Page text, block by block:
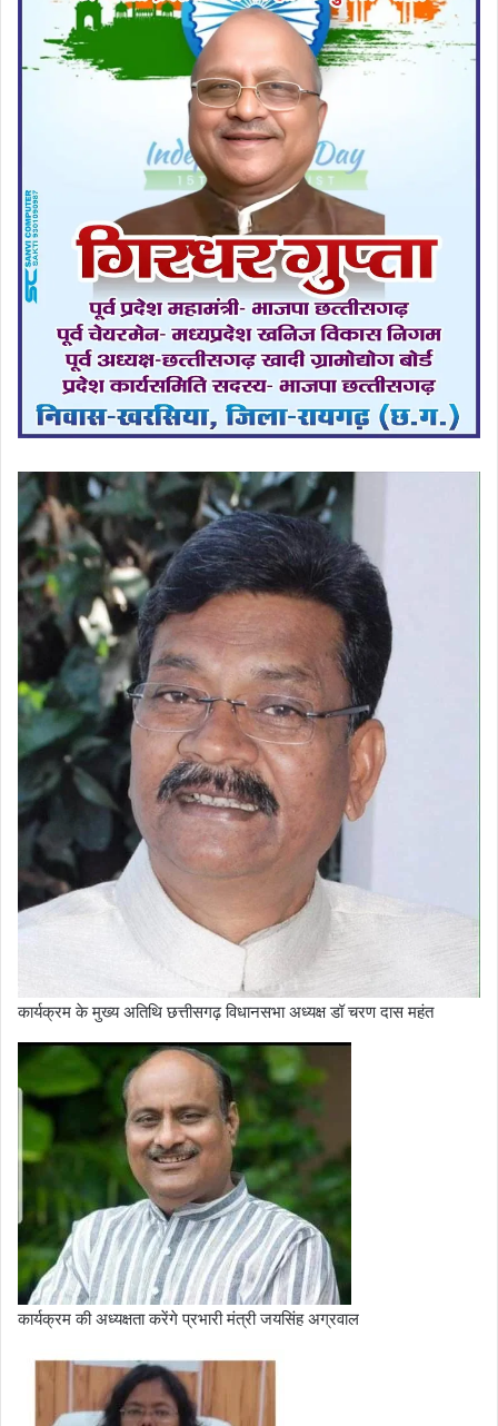
कार्यक्रम के मुख्य अतिथि छत्तीसगढ़ विधानसभा अध्यक्ष डॉ चरण दास महंत
कार्यक्रम की अध्यक्षता करेंगे प्रभारी मंत्री जयसिंह अग्रवाल